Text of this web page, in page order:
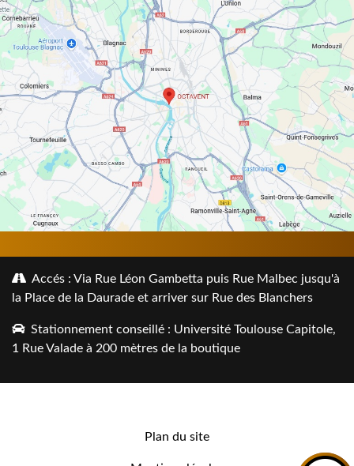
Accés : Via Rue Léon Gambetta puis Rue Malbec jusqu'à
la Place de la Daurade et arriver sur Rue des Blanchers
Stationnement conseillé : Université Toulouse Capitole,
1 Rue Valade à 200 mètres de la boutique
Plan du site